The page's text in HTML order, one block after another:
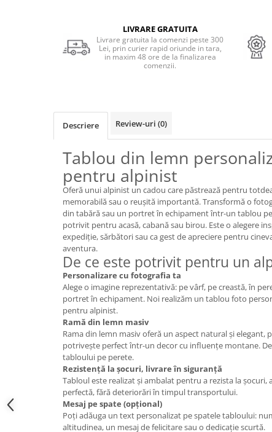
Cadouri Stylisti
Cadre Didactice
LIVRARE GRATUITA
Livrare gratuita la comenzi peste 300
Lei, prin curier rapid oriunde in tara,
in maxim 48 ore de la finalizarea
comenzii.
Descriere Review-uri (0)
Tablou din lemn
pentru alpinist
Oferă unui alpinist un cadou care păstrează pentru
memorabilă sau o reușită importantă. Transformă o
din tabără sau un portret în echipament într-un tablou
potrivit pentru acasă, cabană sau birou. Este o alegere
expediție, sărbători sau ca gest de apreciere pentru
aventura.
De ce este potrivit pentru un
Personalizare cu fotografia ta
Alege o imagine reprezentativă: pe vârf, pe creastă, în
portret în echipament. Noi realizăm un tablou foto
pentru alpinist.
Ramă din lemn masiv
Rama din lemn masiv oferă un aspect natural și elegant,
potrivește perfect într-un decor cu influențe montane.
tabloului pe perete.
Rezistență la șocuri, livrare în siguranță
Tabloul este realizat și ambalat pentru a rezista la șocuri,
perfectă, fără deteriorări în timpul transportului.
Mesaj pe spate (opțional)
Poți adăuga un text personalizat pe spatele tabloului:
altitudinea, un mesaj de felicitare sau o dedicație scurtă.